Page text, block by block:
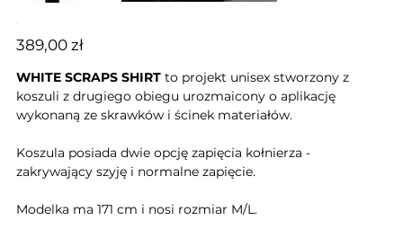
Cena
389,00 zł
WHITE SCRAPS SHIRT to projekt unisex stworzony z
koszuli z drugiego obiegu urozmaicony o aplikację
wykonaną ze skrawków i ścinek materiałów.
Koszula posiada dwie opcję zapięcia kołnierza -
zakrywający szyję i normalne zapięcie.
Modelka ma 171 cm i nosi rozmiar M/L.